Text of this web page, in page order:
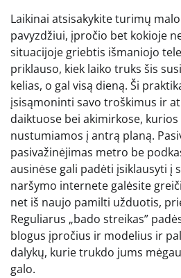
Laikinai atsisakykite turimų
pavyzdžiui, įpročio bet kokioje
situacijoje griebtis išmaniojo
priklauso, kiek laiko truks šis
kelias, o gal visą dieną. Ši
įsisąmoninti savo troškimus ir
daiktuose bei akimirkose,
nustumiamos į antrą planą.
pasivažinėjimas metro be
ausinėse gali padėti įsiklausyti į
naršymo internete galėsite
net iš naujo pamilti užduotis,
Reguliarus „bado streikas”
blogus įpročius ir modelius ir
dalykų, kurie trukdo jums
galo.